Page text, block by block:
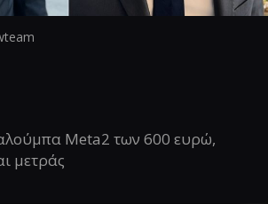
Meta2 των 600 ευρώ,
μετράς